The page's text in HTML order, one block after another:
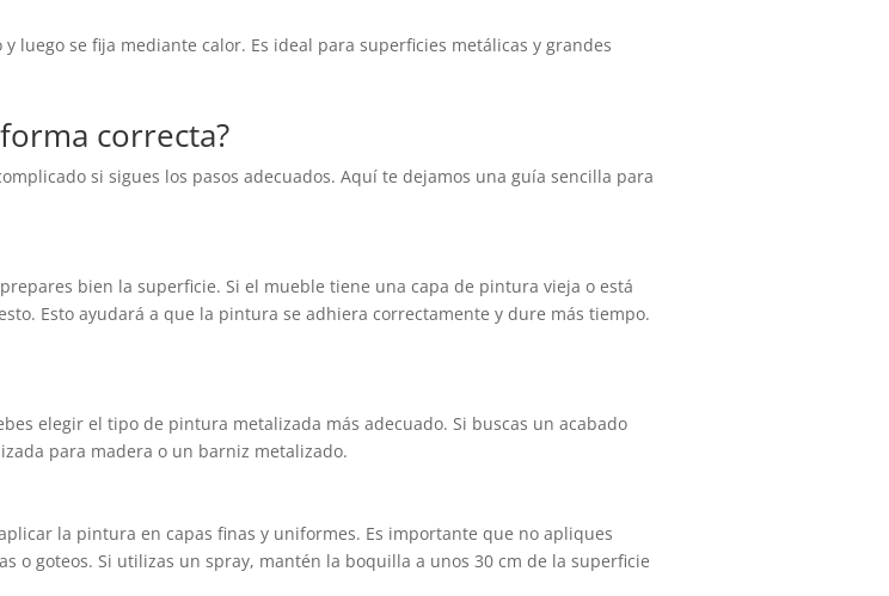
luego se fija mediante calor. Es ideal para superficies metálicas y grandes
correcta?
si sigues los pasos adecuados. Aquí te dejamos una guía sencilla para
bien la superficie. Si el mueble tiene una capa de pintura vieja o está
Esto ayudará a que la pintura se adhiera correctamente y dure más tiempo.
elegir el tipo de pintura metalizada más adecuado. Si buscas un acabado
para madera o un barniz metalizado.
la pintura en capas finas y uniformes. Es importante que no apliques
o goteos. Si utilizas un spray, mantén la boquilla a unos 30 cm de la superficie